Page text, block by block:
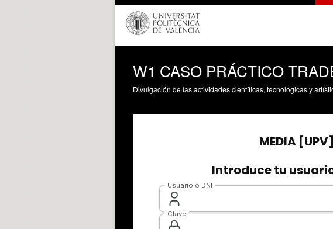
W1 CASO PRÁCTICO
Divulgación de las actividades científicas, tecnológicas y